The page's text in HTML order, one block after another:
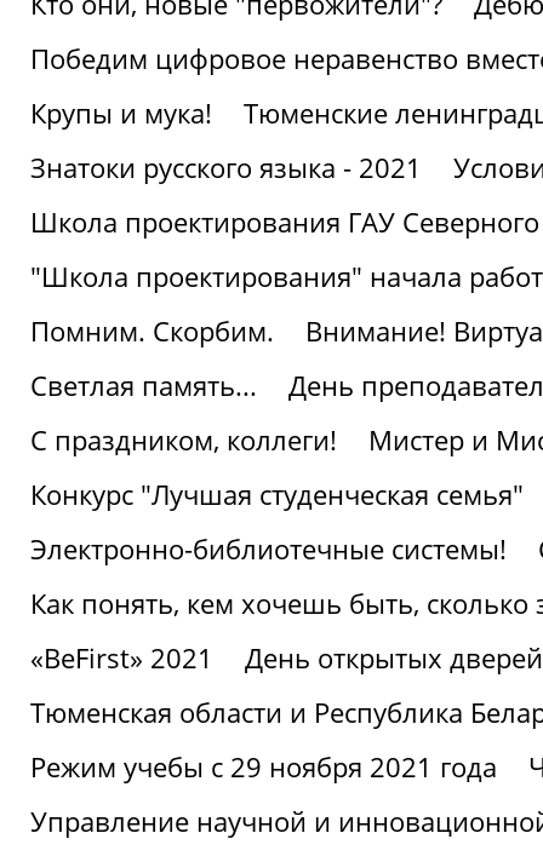
Победим цифровое неравенство
Крупы и мука!
Тюменские
Знатоки русского языка - 2021
Школа проектирования ГАУ
"Школа проектирования" начала
Помним. Скорбим.
Внимание!
Светлая память...
День
С праздником, коллеги!
Мистер и
Конкурс "Лучшая студенческая семья"
Электронно-библиотечные системы!
Как понять, кем хочешь быть, сколько
«BeFirst» 2021
День открытых
Тюменская области и Республика
Режим учебы с 29 ноября 2021 года
Управление научной и